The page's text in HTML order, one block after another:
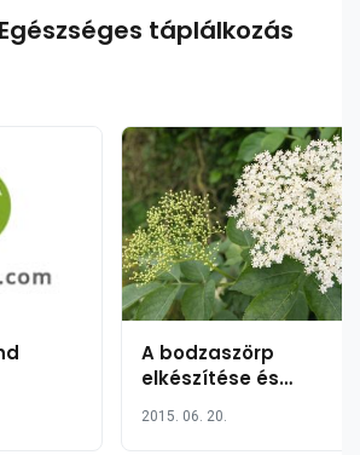
táplálkozás
A bodzaszörp
elkészítése és
2015. 06. 20.